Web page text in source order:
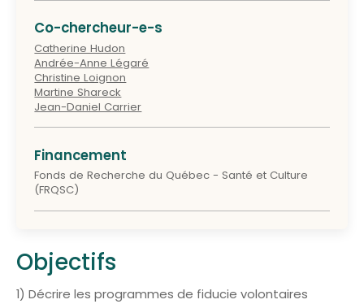
Co-chercheur-e-s
Catherine Hudon
Andrée-Anne Légaré
Christine Loignon
Martine Shareck
Jean-Daniel Carrier
Financement
Fonds de Recherche du Québec - Santé et Culture
(FRQSC)
Objectifs
1) Décrire les programmes de fiducie volontaires